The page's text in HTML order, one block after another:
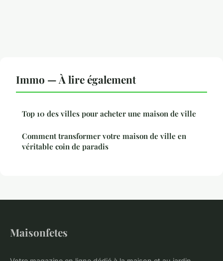
Immo — À lire également
Top 10 des villes pour acheter une maison de ville
Comment transformer votre maison de ville en
véritable coin de paradis
Maisonfetes